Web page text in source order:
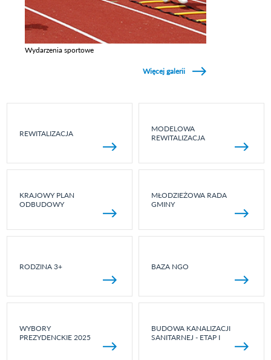
Wydarzenia sportowe
Więcej galerii
REWITALIZACJA
MODELOWA
REWITALIZACJA
KRAJOWY PLAN
ODBUDOWY
MŁODZIEŻOWA RADA
GMINY
RODZINA 3+ BAZA NGO
WYBORY
PREZYDENCKIE 2025
BUDOWA KANALIZACJI
SANITARNEJ - ETAP I